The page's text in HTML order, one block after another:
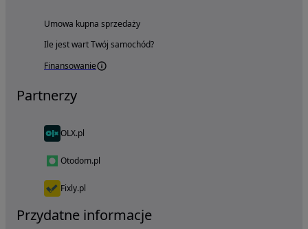
Umowa kupna sprzedaży
Ile jest wart Twój samochód?
Finansowanie
Partnerzy
OLX.pl
Otodom.pl
Fixly.pl
Przydatne informacje